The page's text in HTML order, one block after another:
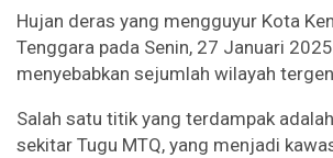
Hujan deras yang mengguyur Kota
Tenggara pada Senin, 27 Januari
menyebabkan sejumlah wilayah
Salah satu titik yang terdampak
sekitar Tugu MTQ, yang menjadi